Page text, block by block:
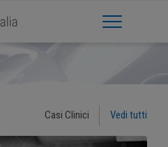
Apri Menu
Casi Clinici Vedi tutti